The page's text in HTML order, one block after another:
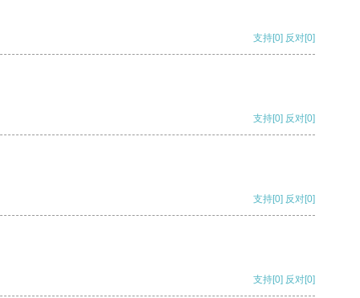
支持[0] 反对[0]
支持[0] 反对[0]
支持[0] 反对[0]
支持[0] 反对[0]